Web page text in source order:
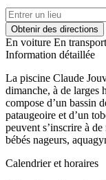
Obtenir des directions
En voiture En
Information détaillée
La piscine Claude
dimanche, à de larges
compose d’un bassin
pataugeoire et d’un
peuvent s’inscrire à
bébés nageurs,
Calendrier et horaires